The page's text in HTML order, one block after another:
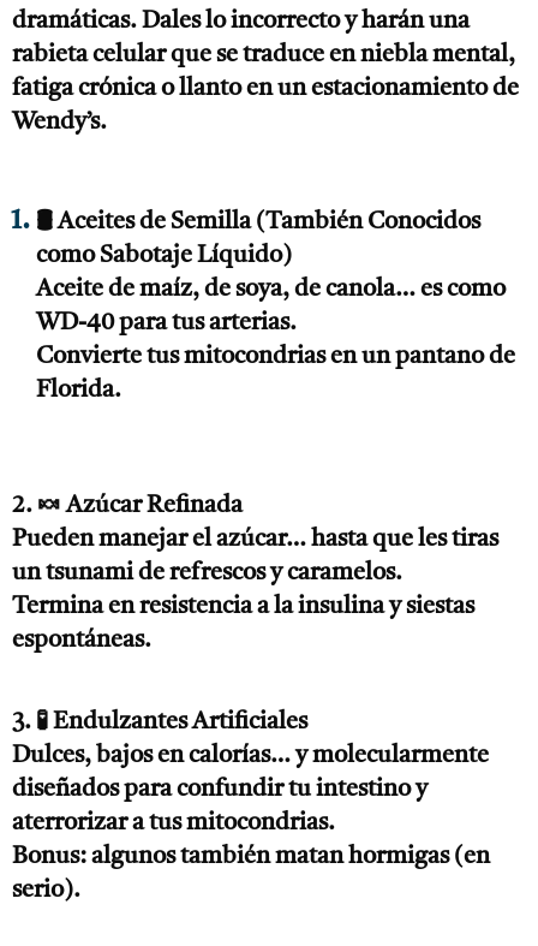
dramáticas. Dales lo incorrecto y harán una
rabieta celular que se traduce en niebla mental,
fatiga crónica o llanto en un estacionamiento de
Wendy’s.
🛢️ Aceites de Semilla (También Conocidos
como Sabotaje Líquido)
Aceite de maíz, de soya, de canola… es como
WD-40 para tus arterias.
Convierte tus mitocondrias en un pantano de
Florida.
2. 🍬 Azúcar Refinada
Pueden manejar el azúcar… hasta que les tiras
un tsunami de refrescos y caramelos.
Termina en resistencia a la insulina y siestas
espontáneas.
3. 🧪 Endulzantes Artificiales
Dulces, bajos en calorías… y molecularmente
diseñados para confundir tu intestino y
aterrorizar a tus mitocondrias.
Bonus: algunos también matan hormigas (en
serio).